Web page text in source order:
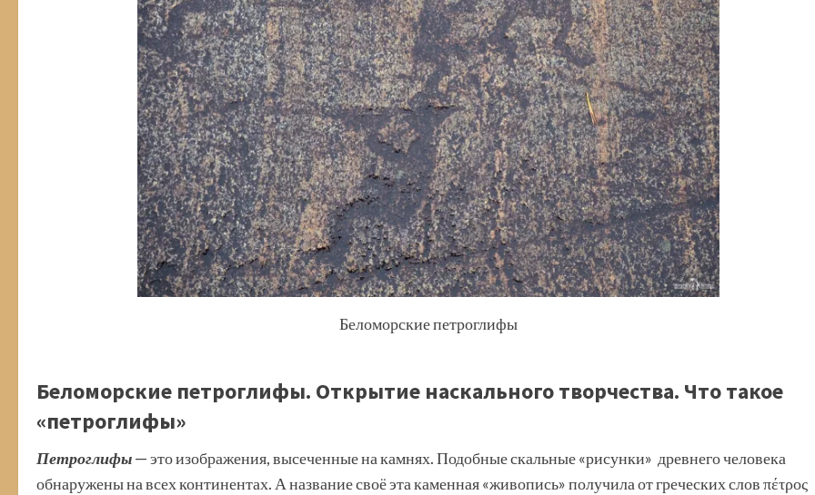
Беломорские петроглифы
Беломорские петроглифы. Открытие наскального творчества. Что такое
«петроглифы»
Петроглифы— это изображения, высеченные на камнях. Подобные скальные «рисунки» древнего человека
обнаружены на всех континентах. А название своё эта каменная «живопись» получила от греческих слов πέτρος